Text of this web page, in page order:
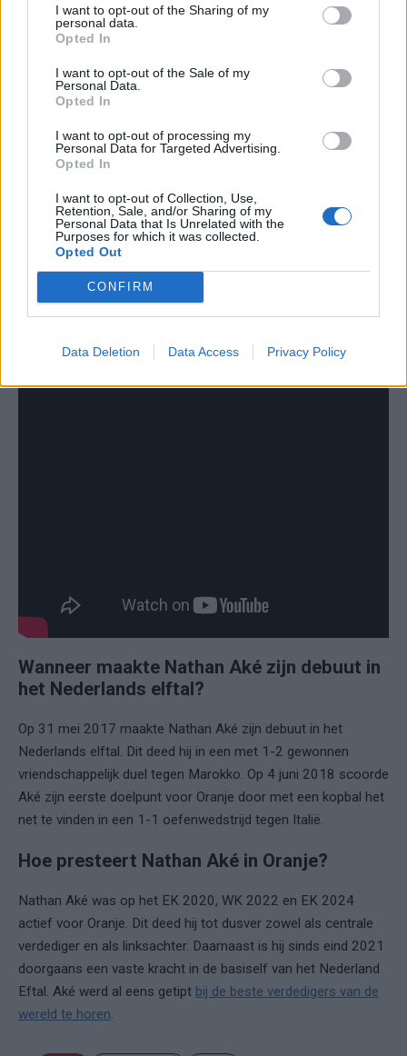
I want to opt-out of the Sharing of my
personal data.
Opted In
I want to opt-out of the Sale of my
Personal Data.
Opted In
I want to opt-out of processing my
Personal Data for Targeted Advertising.
Opted In
I want to opt-out of Collection, Use,
Retention, Sale, and/or Sharing of my
Personal Data that Is Unrelated with the
Purposes for which it was collected.
Opted Out
CONFIRM
Data Deletion Data Access Privacy Policy
miljoen euro over voor Aké. Bij deze club is de verdediger
momenteel nog steeds actief.
Op 27 september 2020
scoorde Aké zijn
eerste competitiedoelpunt voor Manchester
City in de met 2–5 verloren thuiswedstrijd
​Na een sterke start kreeg Aké problemen met
de hamstring, waardoor zijn speeltijd beperkt
bleef.
In zijn eerste seizoen werd Aké in
meteen kampioen met Manchester City, ook
werd de League Cup gewonnen.
In seizoen
de beker, als de Champions League.
​(Tekst gaat verder onder de video)
Wanneer maakte Nathan Aké zijn debuut in
het Nederlands elftal?
Op 31 mei 2017 maakte Nathan Aké zijn debuut in het
Nederlands elftal. Dit deed hij in een met 1-2 gewonnen
vriendschappelijk duel tegen Marokko. Op 4 juni 2018 scoorde
Aké zijn eerste doelpunt voor Oranje door met een kopbal het
net te vinden in een 1-1 oefenwedstrijd tegen Italië.
Hoe presteert Nathan Aké in Oranje?
Nathan Aké was op het EK 2020, WK 2022 en EK 2024
actief voor Oranje. Dit deed hij tot dusver zowel als centrale
verdediger en als linksachter. Daarnaast is hij sinds eind 2021
doorgaans een vaste kracht in de basiself van het Nederland
Eftal. Aké werd al eens getipt bij de beste verdedigers van de
wereld te horen.